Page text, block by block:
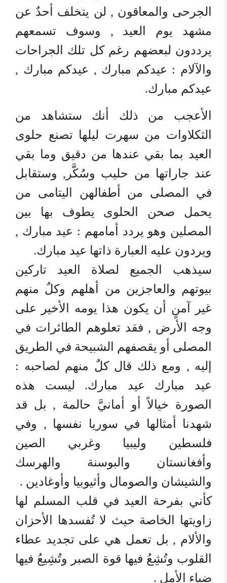
الجرحى والمعاقون , لن يتخلف أحدٌ عن
مشهد يوم العيد , وسوف تسمعهم
يرددون لبعضهم رغم كل تلك الجراحات
والآلام : عيدكم مبارك , عيدكم مبارك ,
عيدكم مبارك.
الأعجب من ذلك أنك ستشاهد من
الثكلاوات من سهرت ليلها تصنع حلوى
العيد بما بقي عندها من دقيق وما بقي
عند جاراتها من حليب وسُكَّر, وستقابل
في المصلى من أطفالهن اليتامى من
يحمل صحن الحلوى يطوف بها بين
المصلين وهو يردد أمامهم : عيد مبارك ,
ويردون عليه العبارة ذاتها عيد مبارك.
سيذهب الجميع لصلاة العيد تاركين
بيوتهم والعاجزين من أهلهم وكلٌ منهم
غير آمنٍ أن يكون هذا يومه الأخير على
وجه الأرض , فقد تعلوهم الطائرات في
المصلى أو يقصفهم الشبيحة في الطريق
إليه , ومع ذلك قال كلٌ منهم لصاحبه :
عيد مبارك عيد مبارك. ليست هذه
الصورة خيالاً أو أمانيَّ حالمة , بل قد
شهدنا أمثالها في سوريا نفسها , وفي
فلسطين وليبيا وغربي الصين
وأفغانستان والبوسنة والهرسك
والشيشان والصومال وأثيوبيا وأوغادين .
كأني بفرحة العيد في قلب المسلم لها
زاويتها الخاصة حيث لا تُفسدها الأحزان
والألام , بل تعمل هي على تجديد عطاء
القلوب وتُشِعُ فيها قوة الصبر وتُشِيعُ فيها
ضياء الأمل .